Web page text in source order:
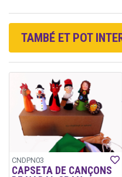
TAMBÉ ET POT
CNDPN03
CAPSETA DE CANÇONS